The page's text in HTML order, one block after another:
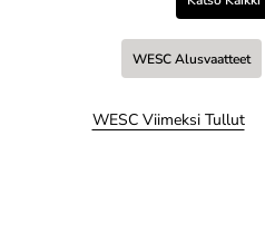
WESC Alusvaatteet
WESC Viimeksi Tullut